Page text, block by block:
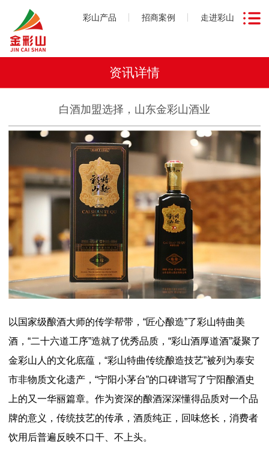
彩山产品 招商案例 走进彩山
资讯详情
白酒加盟选择，山东金彩山酒业
以国家级酿酒大师的传学帮带，“匠心酿造”了彩山特曲美
酒，“二十六道工序”造就了优秀品质，“彩山酒厚道酒”凝聚了
金彩山人的文化底蕴，“彩山特曲传统酿造技艺”被列为泰安
市非物质文化遗产，“宁阳小茅台”的口碑谱写了宁阳酿酒史
上的又一华丽篇章。作为资深的酿酒深深懂得品质对一个品
牌的意义，传统技艺的传承，酒质纯正，回味悠长，消费者
饮用后普遍反映不口干、不上头。